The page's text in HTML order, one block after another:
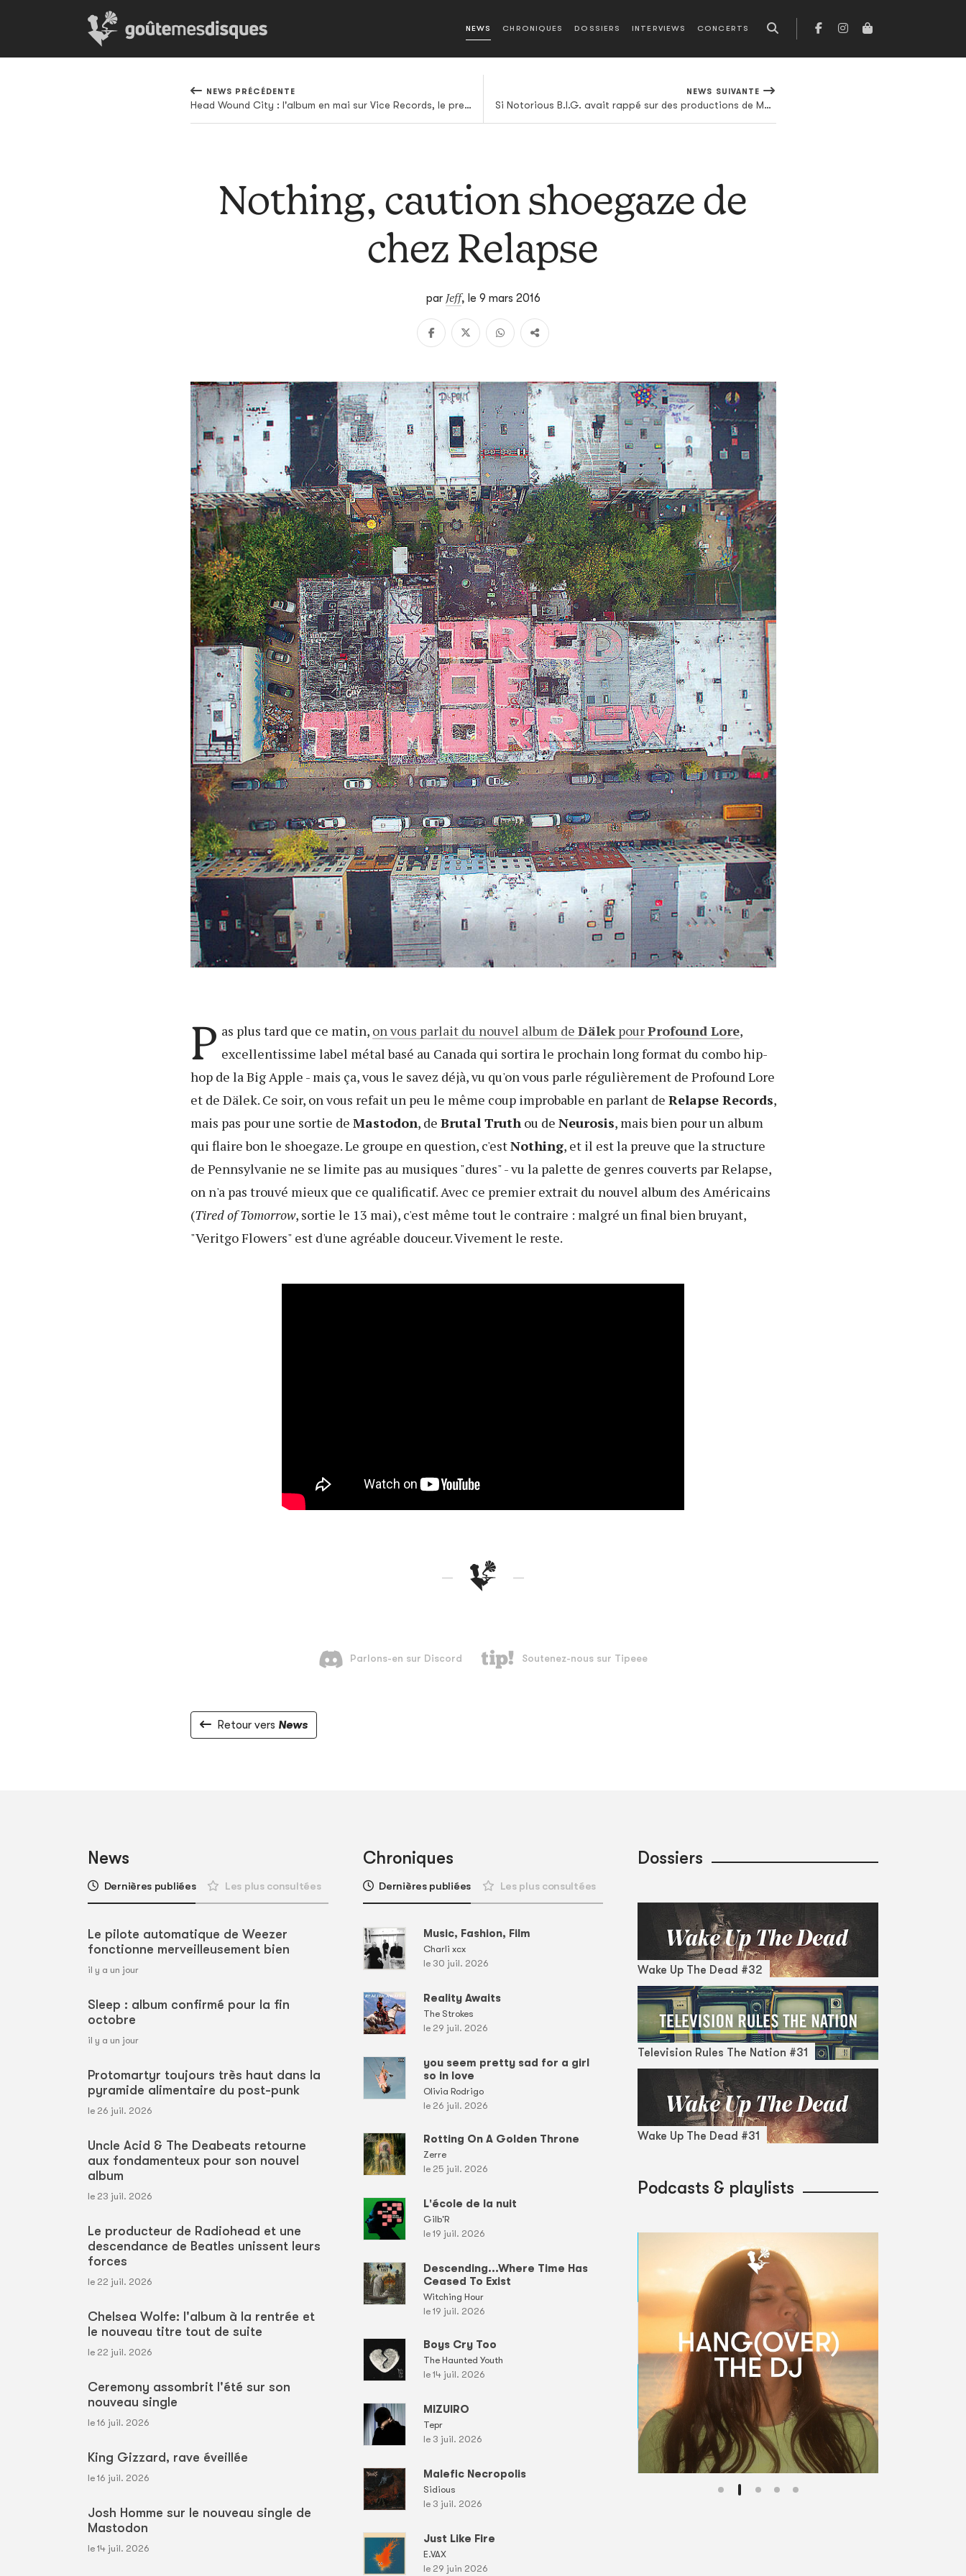
NEWS CHRONIQUES DOSSIERS INTERVIEWS CONCERTS
NEWS PRÉCÉDENTE
Head Wound City : l'album en mai sur Vice Records, le premier extrait clippé
NEWS SUIVANTE
Si Notorious B.I.G. avait rappé sur des productions de Metro Boomin, ça aurait ressemblé à ça
Nothing, caution shoegaze de
chez Relapse
par Jeff, le 9 mars 2016
P as plus tard que ce matin, on vous parlait du nouvel album de DälekpourProfound Lore,
excellentissime label métal basé au Canada qui sortira le prochain long format du combo hip-
hop de la Big Apple - mais ça, vous le savez déjà, vu qu'on vous parle régulièrement de Profound Lore
et de Dälek. Ce soir, on vous refait un peu le même coup improbable en parlant de Relapse Records,
mais pas pour une sortie de Mastodon, de Brutal Truthou de Neurosis, mais bien pour un album
qui flaire bon le shoegaze. Le groupe en question, c'estNothing, et il est la preuve que la structure
de Pennsylvanie ne se limite pas au musiques "dures" - vu la palette de genres couverts par Relapse,
on n'a pas trouvé mieux que ce qualificatif. Avec ce premier extrait du nouvel album des Américains
(Tired of Tomorrow, sortie le 13 mai), c'est même tout le contraire : malgré un final bien bruyant,
"Veritgo Flowers" est d'une agréable douceur. Vivement le reste.
Retour vers News
News
Dernières publiées Les plus consultées
Le pilote automatique de Weezer
fonctionne merveilleusement bien
il y a un jour
Sleep : album confirmé pour la fin
octobre
il y a un jour
Protomartyr toujours très haut dans la
pyramide alimentaire du post-punk
le 26 juil. 2026
Uncle Acid & The Deabeats retourne
aux fondamenteux pour son nouvel
album
le 23 juil. 2026
Le producteur de Radiohead et une
descendance de Beatles unissent leurs
forces
le 22 juil. 2026
Chelsea Wolfe: l'album à la rentrée et
le nouveau titre tout de suite
le 22 juil. 2026
Ceremony assombrit l'été sur son
nouveau single
le 16 juil. 2026
King Gizzard, rave éveillée
le 16 juil. 2026
Josh Homme sur le nouveau single de
Mastodon
le 14 juil. 2026
Chroniques
Dernières publiées Les plus consultées
Music, Fashion, Film
Charli xcx
le 30 juil. 2026
Reality Awaits
The Strokes
le 29 juil. 2026
you seem pretty sad for a girl
so in love
Olivia Rodrigo
le 26 juil. 2026
Rotting On A Golden Throne
Zerre
le 25 juil. 2026
L'école de la nuit
Gilb'R
le 19 juil. 2026
Descending...Where Time Has
Ceased To Exist
Witching Hour
le 19 juil. 2026
Boys Cry Too
The Haunted Youth
le 14 juil. 2026
MIZUIRO
Tepr
le 3 juil. 2026
Malefic Necropolis
Sidious
le 3 juil. 2026
Just Like Fire
E.VAX
le 29 juin 2026
Dossiers
Wake Up The Dead #32
Television Rules The Nation #31
Wake Up The Dead #31
Podcasts & playlists